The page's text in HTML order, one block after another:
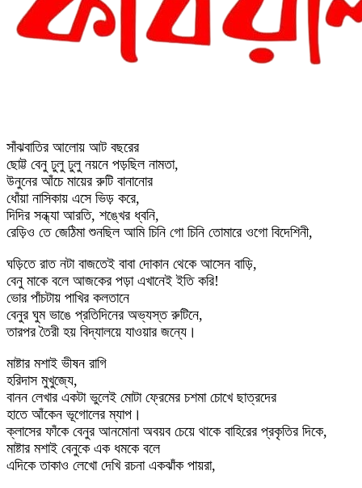
সাঁঝবাতির আলোয় আট বছরের
ছোট্ট বেনু ঢুলু ঢুলু নয়নে পড়ছিল নামতা,
উনুনের আঁচে মায়ের রুটি বানানোর
ধোঁয়া নাসিকায় এসে ভিড় করে,
দিদির সন্ধ্যা আরতি, শঙ্খের ধ্বনি,
রেড়িও তে জেঠিমা শুনছিল আমি চিনি গো চিনি তোমারে ওগো বিদেশিনী,
ঘড়িতে রাত নটা বাজতেই বাবা দোকান থেকে আসেন বাড়ি,
বেনু মাকে বলে আজকের পড়া এখানেই ইতি করি!
ভোর পাঁচটায় পাখির কলতানে
বেনুর ঘুম ভাঙে প্রতিদিনের অভ্যস্ত রুটিনে,
তারপর তৈরী হয় বিদ্যালয়ে যাওয়ার জন্যে।
মাষ্টার মশাই ভীষন রাগি
হরিদাস মুখুজ্যে,
বানন লেখার একটা ভুলেই মোটা ফ্রেমের চশমা চোখে ছাত্রদের
হাতে আঁকেন ভূগোলের ম্যাপ।
ক্লাসের ফাঁকে বেনুর আনমোনা অবয়ব চেয়ে থাকে বাহিরের প্রকৃতির দিকে,
মাষ্টার মশাই বেনুকে এক ধমকে বলে
এদিকে তাকাও লেখো দেখি রচনা একঝাঁক পায়রা,